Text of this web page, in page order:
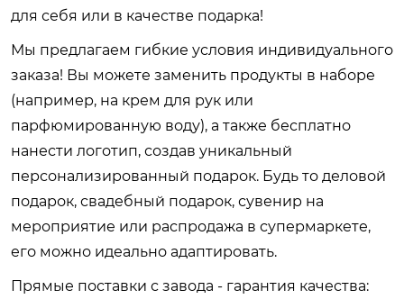
для себя или в качестве подарка!
Мы предлагаем гибкие условия индивидуального
заказа! Вы можете заменить продукты в наборе
(например, на крем для рук или
парфюмированную воду), а также бесплатно
нанести логотип, создав уникальный
персонализированный подарок. Будь то деловой
подарок, свадебный подарок, сувенир на
мероприятие или распродажа в супермаркете,
его можно идеально адаптировать.
Прямые поставки с завода - гарантия качества: